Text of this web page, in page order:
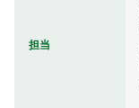
担当